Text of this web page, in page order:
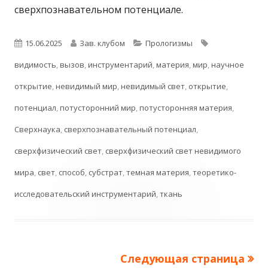
сверхпознавательном потенциале.
Опубликовано
15.06.2025 Автор
Зав. клубом Рубрики
Прологизмы
видимость,вызов,инструментарий,материя,мир,научное
открытие,невидимый мир,невидимый свет, открытие,
потенциал,потусторонний мир,потусторонняя материя,
Сверхнаука, сверхпознавательный потенциал,
сверхфизический свет, сверхфизический свет невидимого
мира, свет, способ, субстрат,темная материя,теоретико-
исследовательский инструментарий,ткань
Следующая страница